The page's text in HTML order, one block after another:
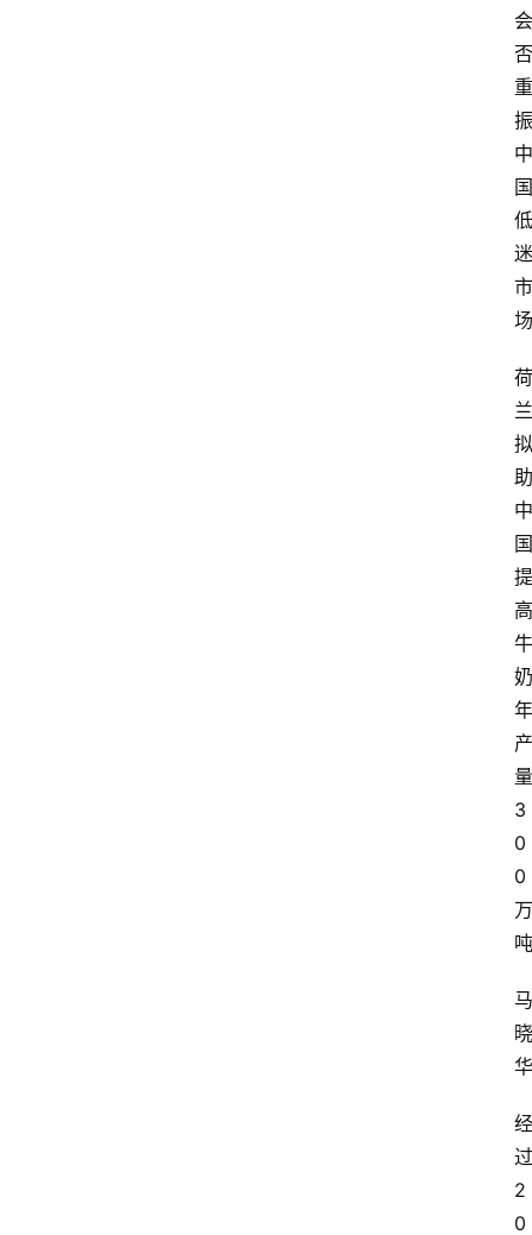
会
否
重
振
中
国
低
迷
市
场
荷
兰
拟
助
中
国
提
高
牛
奶
年
产
量
3
0
0
万
吨
马
晓
华
经
过
2
0